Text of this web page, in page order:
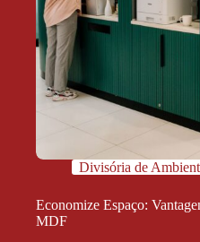
Divisória de
Economize Espaço:
MDF